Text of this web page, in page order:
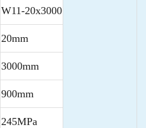
W11-20x3000
20mm
3000mm
900mm
245MPa